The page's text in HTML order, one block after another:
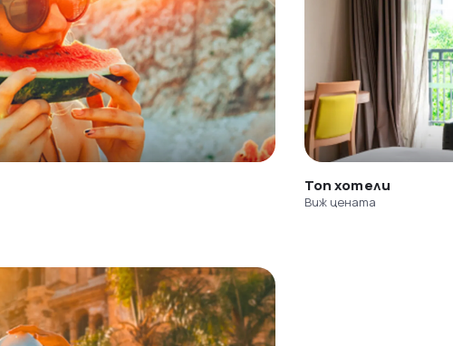
Топ хотели
Виж цената